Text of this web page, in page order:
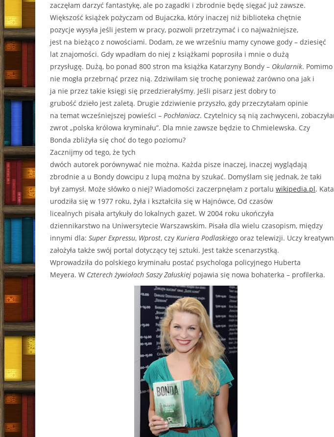
zaczęłam darzyć fantastykę, ale po zagadki i zbrodnie będę sięgać już zawsze.
Większość książek pożyczam od Bujaczka, który inaczej niż biblioteka chętnie
pozycje wysyła jeśli jestem w pracy, pozwoli przetrzymać i co najważniejsze,
jest na bieżąco z nowościami. Dodam, ze we wrześniu mamy cynowe gody – dziesięć
lat znajomości. Gdy wpadłam do niej z książkami poprosiła i mnie o dużą
przysługę. Dużą, bo ponad 800 stron ma książka Katarzyny Bondy – Okularnik.
nie mogła przebrnąć przez nią. Zdziwiłam się trochę ponieważ zarówno ona jak i
ja nie przez takie księgi się przedzierałyśmy. Jeśli pisarz jest dobry to
grubość dzieło jest zaletą. Drugie zdziwienie przyszło, gdy przeczytałam opinie
na temat wcześniejszej powieści – Pochłaniacz. Czytelnicy są nią zachwyceni,
zwrot „polska królowa kryminału”. Dla mnie zawsze będzie to Chmielewska. Czy
Bonda zbliżyła się choć do tego poziomu?
Zacznijmy od tego, że tych
dwóch autorek porównywać nie można. Każda pisze inaczej, inaczej wyglądają
zbrodnie a u Bondy dowcipu z lupą można by szukać. Domyślam się jednak, że taki
był zamysł. Może słówko o niej? Wiadomości zaczerpnęłam z portalu wikipedia.pl.
urodziła się w 1977 roku, żyła i kształciła się w Hajnówce, Od czasów
licealnych pisała artykuły do lokalnych gazet. W 2004 roku ukończyła
dziennikarstwo na Uniwersytecie Warszawskim. Pisała dla wielu czasopism, między
innymi dla: Super Expressu, Wprost, czy Kuriera Podlaskiego oraz telewizji. Uczy
założyła także swój portal dotyczący tej sztuki. Jest także scenarzystką.
Wprowadziła do polskiego kryminału postać psychologa policyjnego Huberta
Meyera. W Czterech żywiołach Saszy Załuskiej pojawia się nowa bohaterka – profilerka.